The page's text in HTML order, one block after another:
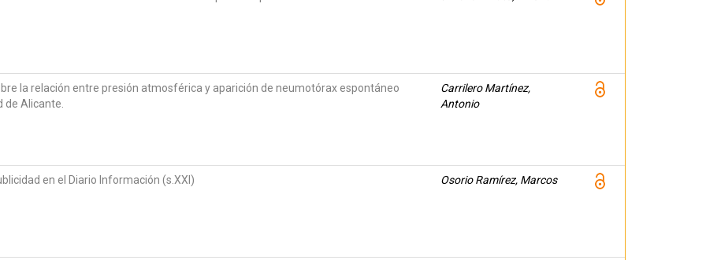
la relación entre presión atmosférica y aparición de neumotórax espontáneo
de Alicante.
Carrilero Martínez,
Antonio
en el Diario Información (s.XXI) Osorio Ramírez, Marcos